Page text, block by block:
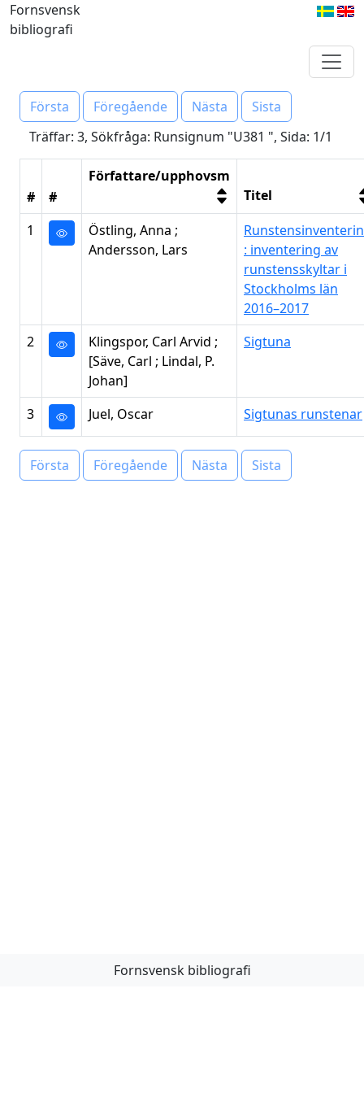
Fornsvensk
bibliografi
Första Föregående Nästa
Sista
Träffar: 3, Sökfråga: Runsignum "U381 ", Sida: 1/1
# #
Författare/upphovsm
Titel
1
Östling, Anna ;
Andersson, Lars
: inventering av
runstensskyltar i
Stockholms län
2016–2017
2
Klingspor, Carl Arvid ;
[Säve, Carl ; Lindal, P.
Johan]
Sigtuna
3 Juel, Oscar Sigtunas runstenar
Första Föregående Nästa Sista
Fornsvensk bibliografi